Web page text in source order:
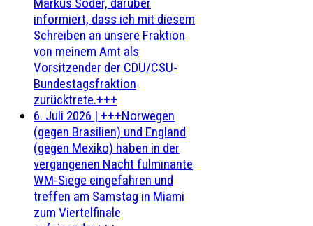
informiert, dass ich mit diesem
Schreiben an unsere Fraktion
von meinem Amt als
Vorsitzender der CDU/CSU-
Bundestagsfraktion
zurücktrete.+++
6. Juli 2026 | +++Norwegen
(gegen Brasilien) und England
(gegen Mexiko) haben in der
vergangenen Nacht fulminante
WM-Siege eingefahren und
treffen am Samstag in Miami
zum Viertelfinale